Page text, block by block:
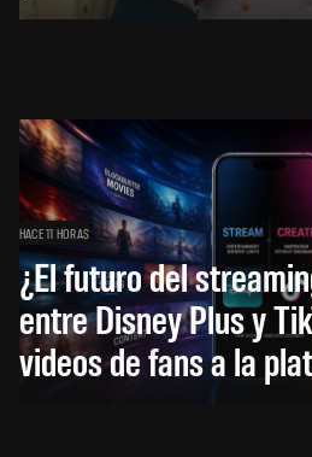
HACE 11 HORAS
¿El futuro del
entre Disney Plus y
videos de fans a la